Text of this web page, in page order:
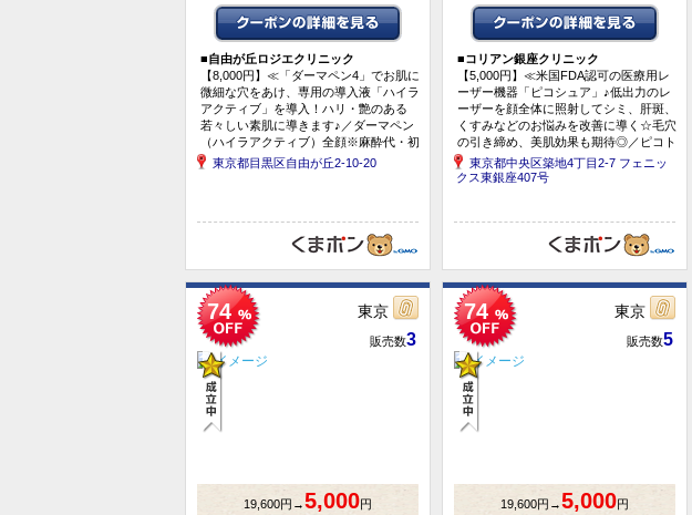
■自由が丘ロジエクリニック
【8,000円】≪「ダーマペン4」でお肌に
微細な穴をあけ、専用の導入液「ハイラ
アクティブ」を導入！ハリ・艶のある
若々しい素肌に導きます♪／ダーマペン
（ハイラアクティブ）全顔※麻酔代・初
診料込≫
東京都目黒区自由が丘2-10-20
■コリアン銀座クリニック
【5,000円】≪米国FDA認可の医療用レ
ーザー機器「ピコシュア」♪低出力のレ
ーザーを顔全体に照射してシミ、肝斑、
くすみなどのお悩みを改善に導く☆毛穴
の引き締め、美肌効果も期待◎／ピコト
ーニング＋高濃度成長因...
東京都中央区築地4丁目2-7 フェニッ
クス東銀座407号
74 東京
販売数3
19,600円→5,000円
74 東京
販売数5
19,600円→5,000円